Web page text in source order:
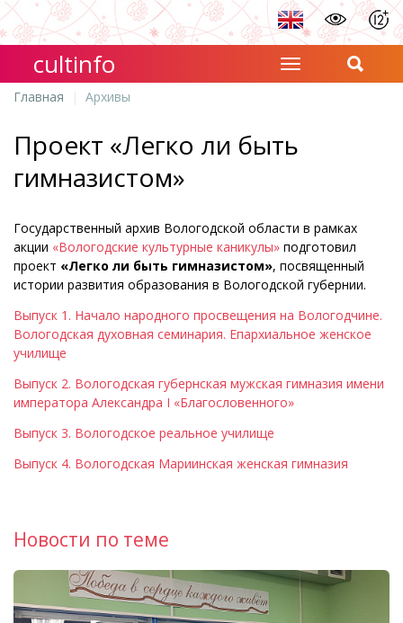
cultinfo
Главная Архивы
Проект «Легко ли быть
гимназистом»
Государственный архив Вологодской области в рамках
акции «Вологодские культурные каникулы» подготовил
проект «Легко ли быть гимназистом», посвященный
истории развития образования в Вологодской губернии.
Выпуск 1. Начало народного просвещения на Вологодчине.
Вологодская духовная семинария. Епархиальное женское
училище
Выпуск 2. Вологодская губернская мужская гимназия имени
императора Александра I «Благословенного»
Выпуск 3. Вологодское реальное училище
Выпуск 4. Вологодская Мариинская женская гимназия
Новости по теме